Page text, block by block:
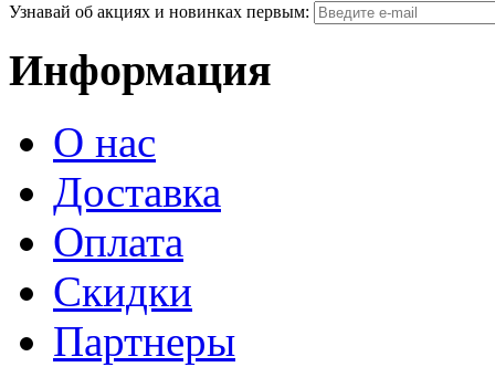
Узнавай об акциях и новинках первым:
Информация
О нас
Доставка
Оплата
Скидки
Партнеры